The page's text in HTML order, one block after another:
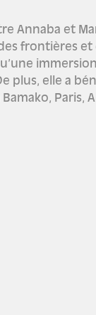
Annaba et
frontières
plus, elle a